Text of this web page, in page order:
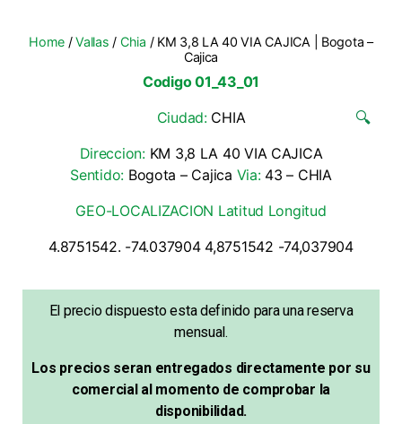
Home /Vallas / Chia / KM 3,8 LA 40 VIA CAJICA | Bogota –
Cajica
🔍
Codigo 01_43_01
Ciudad:CHIA
Direccion:KM 3,8 LA 40 VIA CAJICA
Sentido: Bogota – Cajica Via:43 – CHIA
GEO-LOCALIZACION Latitud Longitud
4.8751542. -74.037904 4,8751542 -74,037904
El precio dispuesto esta definido para una reserva
mensual.
Los precios seran entregados directamente por su
comercial al momento de comprobar la
disponibilidad.